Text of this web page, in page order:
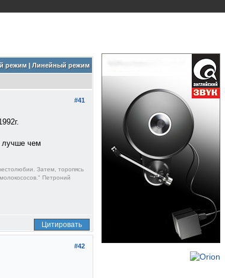
режим| Линейный режим
#41
лучше чем
Затем, торопясь
Петроний
Цитировать
#42